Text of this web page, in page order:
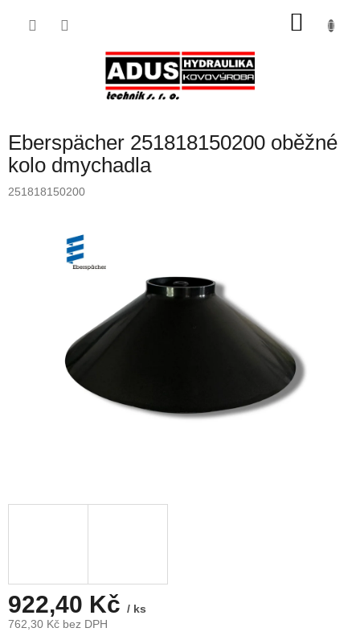
Eberspächer 251818150200 oběžné
kolo dmychadla
251818150200
922,40 Kč / ks
762,30 Kč bez DPH